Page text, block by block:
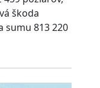
škoda
sumu 813 220